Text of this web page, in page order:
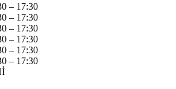
17:30
17:30
17:30
17:30
17:30
17:30